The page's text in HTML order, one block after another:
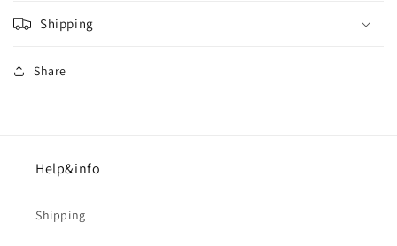
Shipping
Share
Help&info
Shipping